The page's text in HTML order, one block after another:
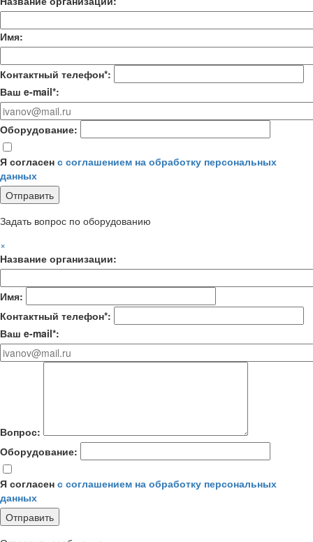
Имя:
Контактный телефон*:
Ваш e-mail*:
Оборудование:
Я согласен с соглашением на обработку персональных
данных
Задать вопрос по оборудованию
×
Название организации:
Имя:
Контактный телефон*:
Ваш e-mail*:
Вопрос:
Оборудование:
Я согласен с соглашением на обработку персональных
данных